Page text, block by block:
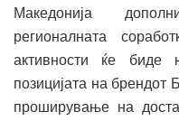
Македонија
регионалната
активности ќе биде
позицијата на брендот
проширување на